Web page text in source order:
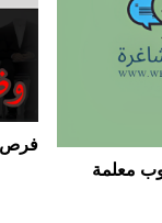
معلمة
فرص